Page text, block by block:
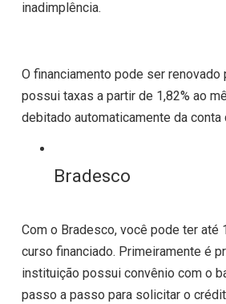
inadimplência.
O financiamento pode ser renovado
possui taxas a partir de 1,82% ao
debitado automaticamente da conta
Bradesco
Com o Bradesco, você pode ter até
curso financiado. Primeiramente é
instituição possui convênio com o
passo a passo para solicitar o